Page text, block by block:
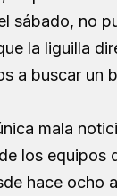
sábado, no
la liguilla
a buscar un
mala
los equipos
hace ocho